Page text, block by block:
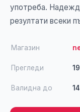
употреба.
резултати всеки
Магазин
Прегледи 19
Валидна до